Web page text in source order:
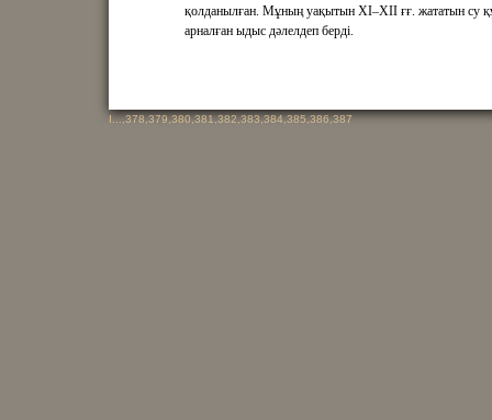
қолданылған. Мұның уақытын XI–XII ғғ. жататын су
арналған ыдыс дәлелдеп берді.
I...,378,379,380,381,382,383,384,385,386,387